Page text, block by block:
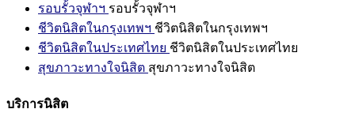
รอบรั้วจุฬาฯ รอบรั้วจุฬาฯ
ชีวิตนิสิตในกรุงเทพฯ ชีวิตนิสิตในกรุงเทพฯ
ชีวิตนิสิตในประเทศไทย ชีวิตนิสิตในประเทศไทย
สุขภาวะทางใจนิสิต สุขภาวะทางใจนิสิต
บริการนิสิต